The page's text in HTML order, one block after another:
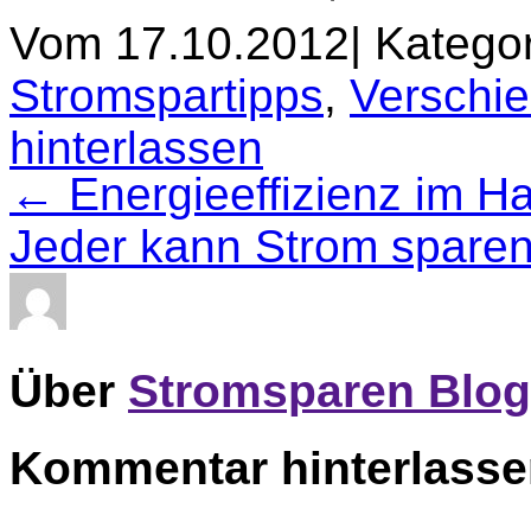
Vom 17.10.2012|
Stromspartipps,
hinterlassen
← Energieeffizienz im
Jeder kann Strom
Über Stromsparen Blog
Kommentar